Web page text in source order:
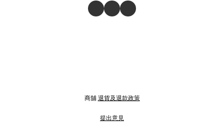
商舖 退貨及退款政策
提出意見